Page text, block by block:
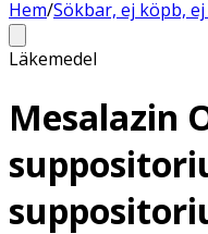
Hem/Sökbar, ej köpb,
Läkemedel
Mesalazin